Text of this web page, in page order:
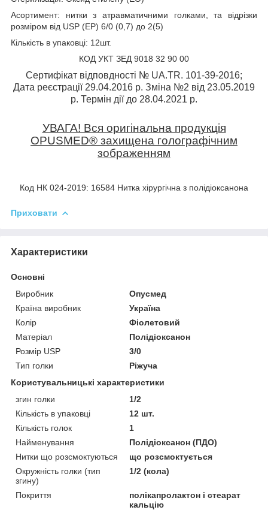
Асортимент: нитки з атравматичними голками, та відрізки
розміром від USP (EP) 6/0 (0,7) до 2(5)
Кількість в упаковці: 12шт.
КОД УКТ ЗЕД 9018 32 90 00
Сертифікат відповдності № UA.TR. 101-39-2016;
Дата реєстрації 29.04.2016 р. Зміна №2 від 23.05.2019
р. Термін дії до 28.04.2021 р.
УВАГА! Вся оригінальна продукція
OPUSMED® захищена голографічним
зображенням
Код НК 024-2019: 16584 Нитка хірургічна з полідіоксанона
Приховати
Характеристики
Основні
Виробник
Опусмед
Країна виробник
Україна
Колір
Фіолетовий
Матеріал
Полідіоксанон
Розмір USP
3/0
Тип голки
Ріжуча
Користувальницькі характеристики
згин голки
1/2
Кількість в упаковці
12 шт.
Кількість голок
1
Найменування
Полідіоксанон (ПДО)
Нитки що розсмоктуються
що розсмоктується
Окружність голки (тип
згину)
1/2 (кола)
Покриття
полікапролактон і стеарат
кальцію